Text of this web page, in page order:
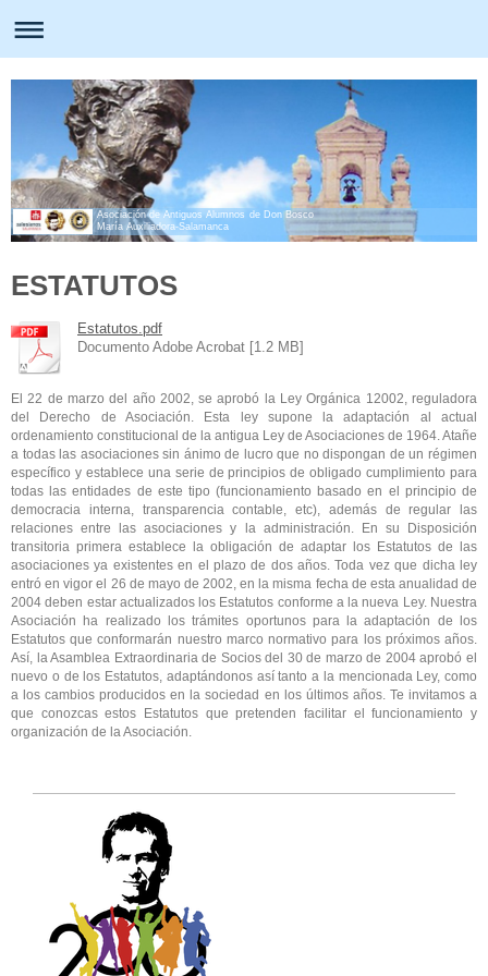
Asociación de Antiguos Alumnos de Don Bosco
María Auxiliadora-Salamanca
ESTATUTOS
Estatutos.pdf
Documento Adobe Acrobat [1.2 MB]
El 22 de marzo del año 2002, se aprobó la Ley Orgánica 12002, reguladora
del Derecho de Asociación. Esta ley supone la adaptación al actual
ordenamiento constitucional de la antigua Ley de Asociaciones de 1964. Atañe
a todas las asociaciones sin ánimo de lucro que no dispongan de un régimen
específico y establece una serie de principios de obligado cumplimiento para
todas las entidades de este tipo (funcionamiento basado en el principio de
democracia interna, transparencia contable, etc), además de regular las
relaciones entre las asociaciones y la administración. En su Disposición
transitoria primera establece la obligación de adaptar los Estatutos de las
asociaciones ya existentes en el plazo de dos años. Toda vez que dicha ley
entró en vigor el 26 de mayo de 2002, en la misma fecha de esta anualidad de
2004 deben estar actualizados los Estatutos conforme a la nueva Ley. Nuestra
Asociación ha realizado los trámites oportunos para la adaptación de los
Estatutos que conformarán nuestro marco normativo para los próximos años.
Así, la Asamblea Extraordinaria de Socios del 30 de marzo de 2004 aprobó el
nuevo o de los Estatutos, adaptándonos así tanto a la mencionada Ley, como
a los cambios producidos en la sociedad en los últimos años. Te invitamos a
que conozcas estos Estatutos que pretenden facilitar el funcionamiento y
organización de la Asociación.